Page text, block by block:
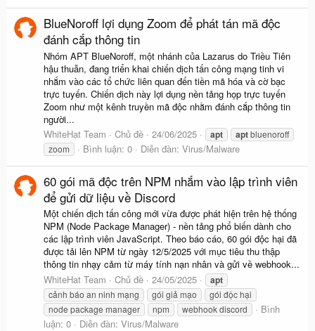
BlueNoroff lợi dụng Zoom để phát tán mã độc
đánh cắp thông tin
Nhóm APT BlueNoroff, một nhánh của Lazarus do Triều Tiên
hậu thuẫn, đang triển khai chiến dịch tấn công mạng tinh vi
nhắm vào các tổ chức liên quan đến tiền mã hóa và cờ bạc
trực tuyến. Chiến dịch này lợi dụng nền tảng họp trực tuyến
Zoom như một kênh truyền mã độc nhằm đánh cắp thông tin
người...
WhiteHat Team
Chủ đề 24/06/2025 apt aptbluenoroff
zoom
Bình luận: 0 Diễn đàn: Virus/Malware
60 gói mã độc trên NPM nhắm vào lập trình viên
để gửi dữ liệu về Discord
Một chiến dịch tấn công mới vừa được phát hiện trên hệ thống
NPM (Node Package Manager) - nền tảng phổ biến dành cho
các lập trình viên JavaScript. Theo báo cáo, 60 gói độc hại đã
được tải lên NPM từ ngày 12/5/2025 với mục tiêu thu thập
thông tin nhạy cảm từ máy tính nạn nhân và gửi về webhook...
WhiteHat Team
Chủ đề 24/05/2025 apt
cảnh báo an ninh mạng gói giả mạo
gói độc hại
node package manager
npm webhook discord
Bình
luận: 0
Diễn đàn: Virus/Malware